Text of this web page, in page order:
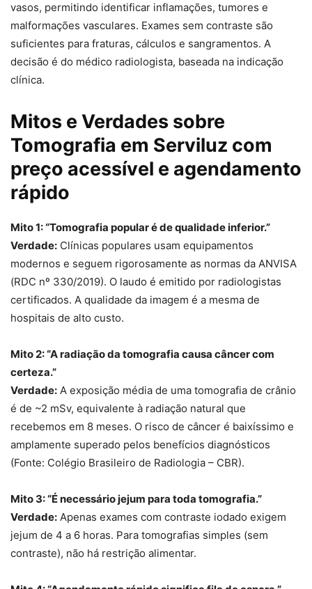
vasos, permitindo identificar inflamações, tumores e
malformações vasculares. Exames sem contraste são
suficientes para fraturas, cálculos e sangramentos. A
decisão é do médico radiologista, baseada na indicação
clínica.
Mitos e Verdades sobre
Tomografia em Serviluz com
preço acessível e agendamento
rápido
Mito 1: “Tomografia popular é de qualidade inferior.”
Verdade: Clínicas populares usam equipamentos
modernos e seguem rigorosamente as normas da ANVISA
(RDC nº 330/2019). O laudo é emitido por radiologistas
certificados. A qualidade da imagem é a mesma de
hospitais de alto custo.
Mito 2: “A radiação da tomografia causa câncer com
certeza.”
Verdade: A exposição média de uma tomografia de crânio
é de ~2 mSv, equivalente à radiação natural que
recebemos em 8 meses. O risco de câncer é baixíssimo e
amplamente superado pelos benefícios diagnósticos
(Fonte: Colégio Brasileiro de Radiologia – CBR).
Mito 3: “É necessário jejum para toda tomografia.”
Verdade: Apenas exames com contraste iodado exigem
jejum de 4 a 6 horas. Para tomografias simples (sem
contraste), não há restrição alimentar.